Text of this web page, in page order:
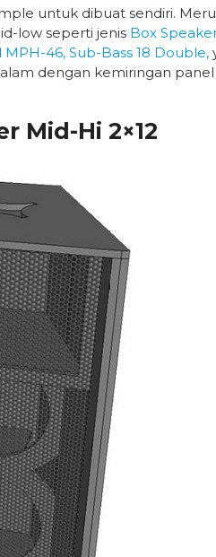
untuk dibuat sendiri.
low seperti jenis Box
46, Sub-Bass 18 Double,
dengan kemiringan panel
Mid-Hi 2×12